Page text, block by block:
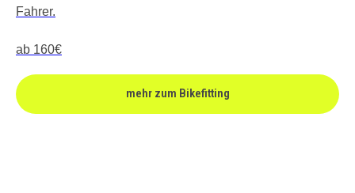
Fahrer.
ab 160€
mehr zum Bikefitting